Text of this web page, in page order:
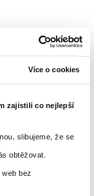
Více o cookies
zajistili co nejlepší
slibujeme, že se
obtěžovat.
bez